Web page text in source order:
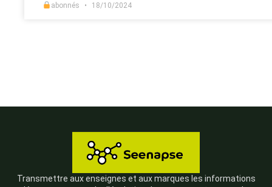
abonnés 18/10/2024
Transmettre aux enseignes et aux marques les informations